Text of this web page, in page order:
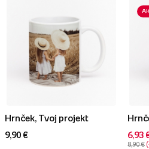
Hrnček, Tvoj projekt
9,90 €
6,93
8,90 €